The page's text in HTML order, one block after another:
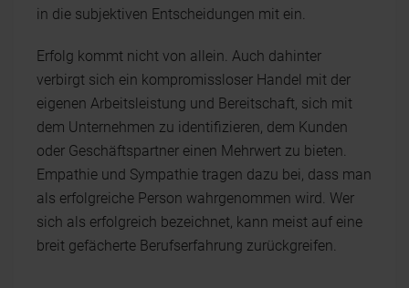
in die subjektiven Entscheidungen mit ein.
Erfolg kommt nicht von allein. Auch dahinter
verbirgt sich ein kompromissloser Handel mit der
eigenen Arbeitsleistung und Bereitschaft, sich mit
dem Unternehmen zu identifizieren, dem Kunden
oder Geschäftspartner einen Mehrwert zu bieten.
Empathie und Sympathie tragen dazu bei, dass man
als erfolgreiche Person wahrgenommen wird. Wer
sich als erfolgreich bezeichnet, kann meist auf eine
breit gefächerte Berufserfahrung zurückgreifen.